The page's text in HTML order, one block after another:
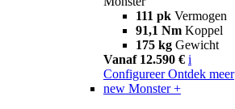
111 pk Vermogen
91,1 Nm Koppel
175 kg Gewicht
Vanaf 12.590 € i
Configureer Ontdek meer
new Monster +